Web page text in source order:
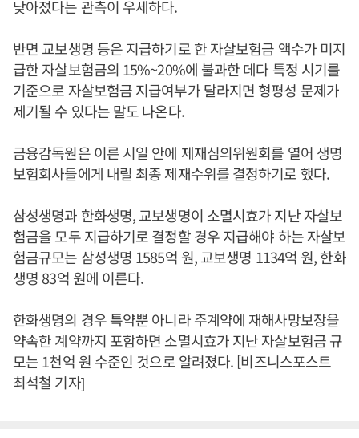
낮아졌다는 관측이 우세하다.
반면 교보생명 등은 지급하기로 한 자살보험금 액수가 미지
급한 자살보험금의 15%~20%에 불과한 데다 특정 시기를
기준으로 자살보험금 지급여부가 달라지면 형평성 문제가
제기될 수 있다는 말도 나온다.
금융감독원은 이른 시일 안에 제재심의위원회를 열어 생명
보험회사들에게 내릴 최종 제재수위를 결정하기로 했다.
삼성생명과 한화생명, 교보생명이 소멸시효가 지난 자살보
험금을 모두 지급하기로 결정할 경우 지급해야 하는 자살보
험금규모는 삼성생명 1585억 원, 교보생명 1134억 원, 한화
생명 83억 원에 이른다.
한화생명의 경우 특약뿐 아니라 주계약에 재해사망보장을
약속한 계약까지 포함하면 소멸시효가 지난 자살보험금 규
모는 1천억 원 수준인 것으로 알려졌다. [비즈니스포스트
최석철 기자]